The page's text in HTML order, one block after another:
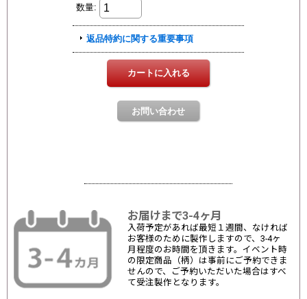
お届けまで3-4ヶ月
入荷予定があれば最短１週間、なければ
お客様のために製作しますので、3-4ヶ
月程度のお時間を頂きます。イベント時
の限定商品（柄）は事前にご予約できま
せんので、ご予約いただいた場合はすべ
て受注製作となります。